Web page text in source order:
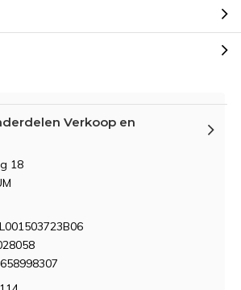
Verkoop en
18